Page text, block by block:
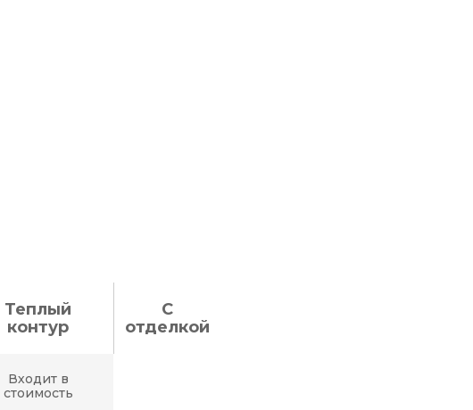
Теплый
контур
С
отделкой
Входит в
стоимость